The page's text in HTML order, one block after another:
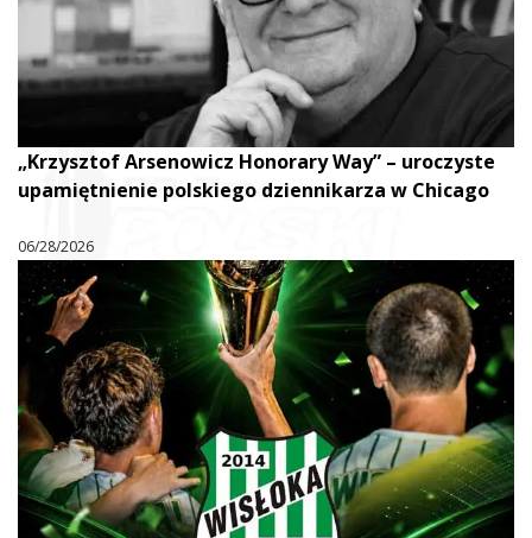
„Krzysztof Arsenowicz Honorary Way” – uroczyste
upamiętnienie polskiego dziennikarza w Chicago
06/28/2026